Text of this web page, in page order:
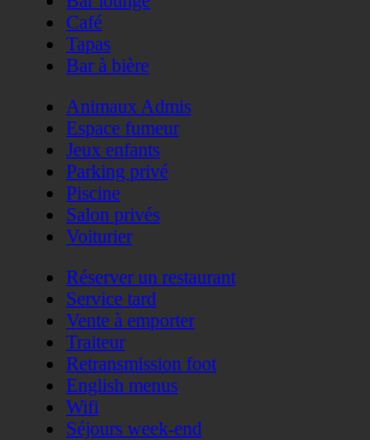
Café
Tapas
Bar à bière
Animaux Admis
Espace fumeur
Jeux enfants
Parking privé
Piscine
Salon privés
Voiturier
Réserver un restaurant
Service tard
Vente à emporter
Traiteur
Retransmission foot
English menus
Wifi
Séjours week-end